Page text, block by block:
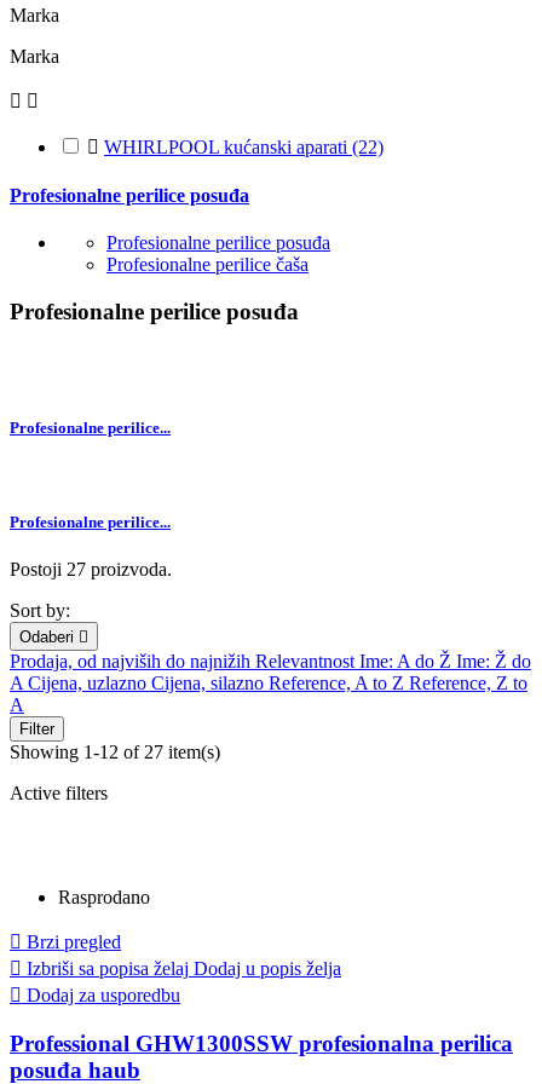
Marka
Marka
 
 WHIRLPOOL kućanski aparati (22)
Profesionalne perilice posuđa
Profesionalne perilice posuđa
Profesionalne perilice čaša
Profesionalne perilice posuđa
Profesionalne perilice...
Profesionalne perilice...
Postoji 27 proizvoda.
Sort by:
Odaberi 
Prodaja, od najviših do najnižih Relevantnost Ime: A do Ž Ime: Ž do
A Cijena, uzlazno Cijena, silazno Reference, A to Z Reference, Z to
A
Filter
Showing 1-12 of 27 item(s)
Active filters
Rasprodano
 Brzi pregled
 Izbriši sa popisa želaj Dodaj u popis želja
 Dodaj za usporedbu
Professional GHW1300SSW profesionalna perilica
posuđa haub